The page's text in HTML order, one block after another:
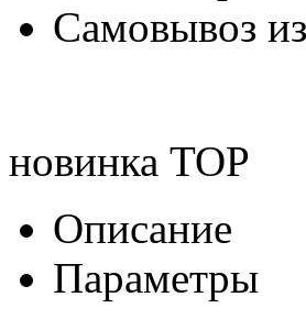
Самовывоз
новинка TOP
Описание
Параметры